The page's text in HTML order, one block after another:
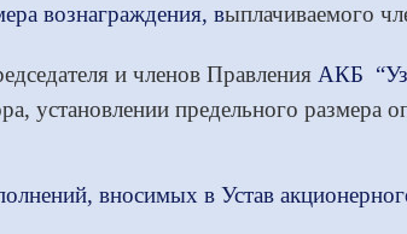
вознаграждения, выплачиваемого
и членов Правления АКБ
установлении предельного
вносимых в Устав